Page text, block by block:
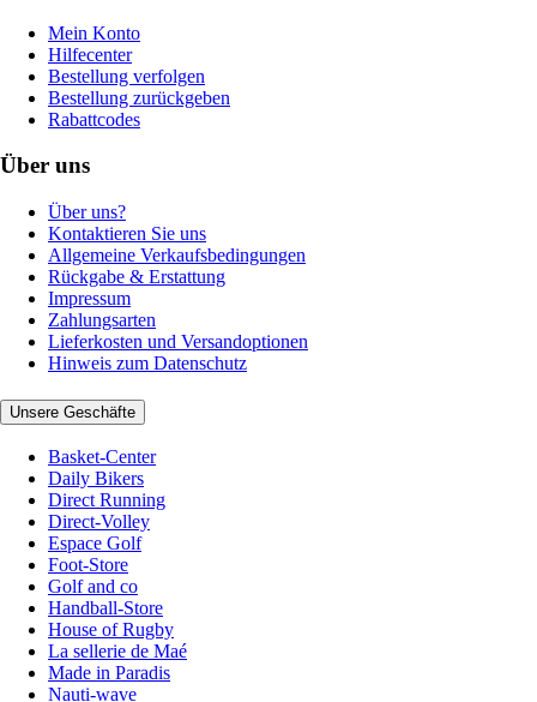
Mein Konto
Hilfecenter
Bestellung verfolgen
Bestellung zurückgeben
Rabattcodes
Über uns
Über uns?
Kontaktieren Sie uns
Allgemeine Verkaufsbedingungen
Rückgabe & Erstattung
Impressum
Zahlungsarten
Lieferkosten und Versandoptionen
Hinweis zum Datenschutz
Unsere Geschäfte
Basket-Center
Daily Bikers
Direct Running
Direct-Volley
Espace Golf
Foot-Store
Golf and co
Handball-Store
House of Rugby
La sellerie de Maé
Made in Paradis
Nauti-wave